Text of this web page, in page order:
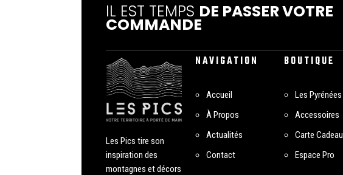
IL EST TEMPS DE PASSER VOTRE
COMMANDE
Les Pics tire son
inspiration des
montagnes et décors
NAVIGATION
Accueil
À Propos
Actualités
Contact
BOUTIQUE
Les Pyrénées
Accessoires
Carte Cadeau
Espace Pro